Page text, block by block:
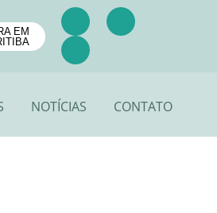
EM
NOTÍCIAS CONTATO